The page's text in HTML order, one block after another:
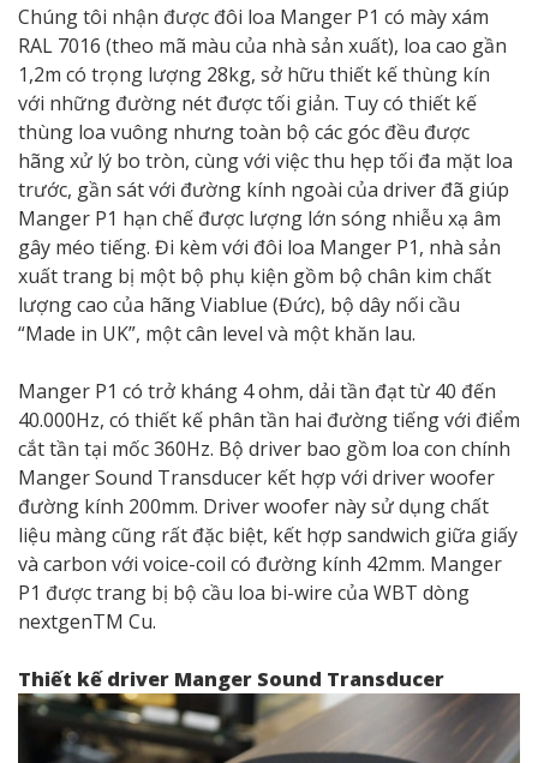
Chúng tôi nhận được đôi loa Manger P1 có mày xám
RAL 7016 (theo mã màu của nhà sản xuất), loa cao gần
1,2m có trọng lượng 28kg, sở hữu thiết kế thùng kín
với những đường nét được tối giản. Tuy có thiết kế
thùng loa vuông nhưng toàn bộ các góc đều được
hãng xử lý bo tròn, cùng với việc thu hẹp tối đa mặt loa
trước, gần sát với đường kính ngoài của driver đã giúp
Manger P1 hạn chế được lượng lớn sóng nhiễu xạ âm
gây méo tiếng. Đi kèm với đôi loa Manger P1, nhà sản
xuất trang bị một bộ phụ kiện gồm bộ chân kim chất
lượng cao của hãng Viablue (Đức), bộ dây nối cầu
“Made in UK”, một cân level và một khăn lau.
Manger P1 có trở kháng 4 ohm, dải tần đạt từ 40 đến
40.000Hz, có thiết kế phân tần hai đường tiếng với điểm
cắt tần tại mốc 360Hz. Bộ driver bao gồm loa con chính
Manger Sound Transducer kết hợp với driver woofer
đường kính 200mm. Driver woofer này sử dụng chất
liệu màng cũng rất đặc biệt, kết hợp sandwich giữa giấy
và carbon với voice-coil có đường kính 42mm. Manger
P1 được trang bị bộ cầu loa bi-wire của WBT dòng
nextgenTM Cu.
Thiết kế driver Manger Sound Transducer